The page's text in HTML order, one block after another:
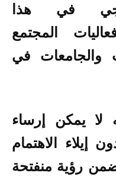
في هذا
المجتمع
والجامعات في
لا يمكن إرساء
إيلاء الاهتمام
ضمن رؤية منفتحة